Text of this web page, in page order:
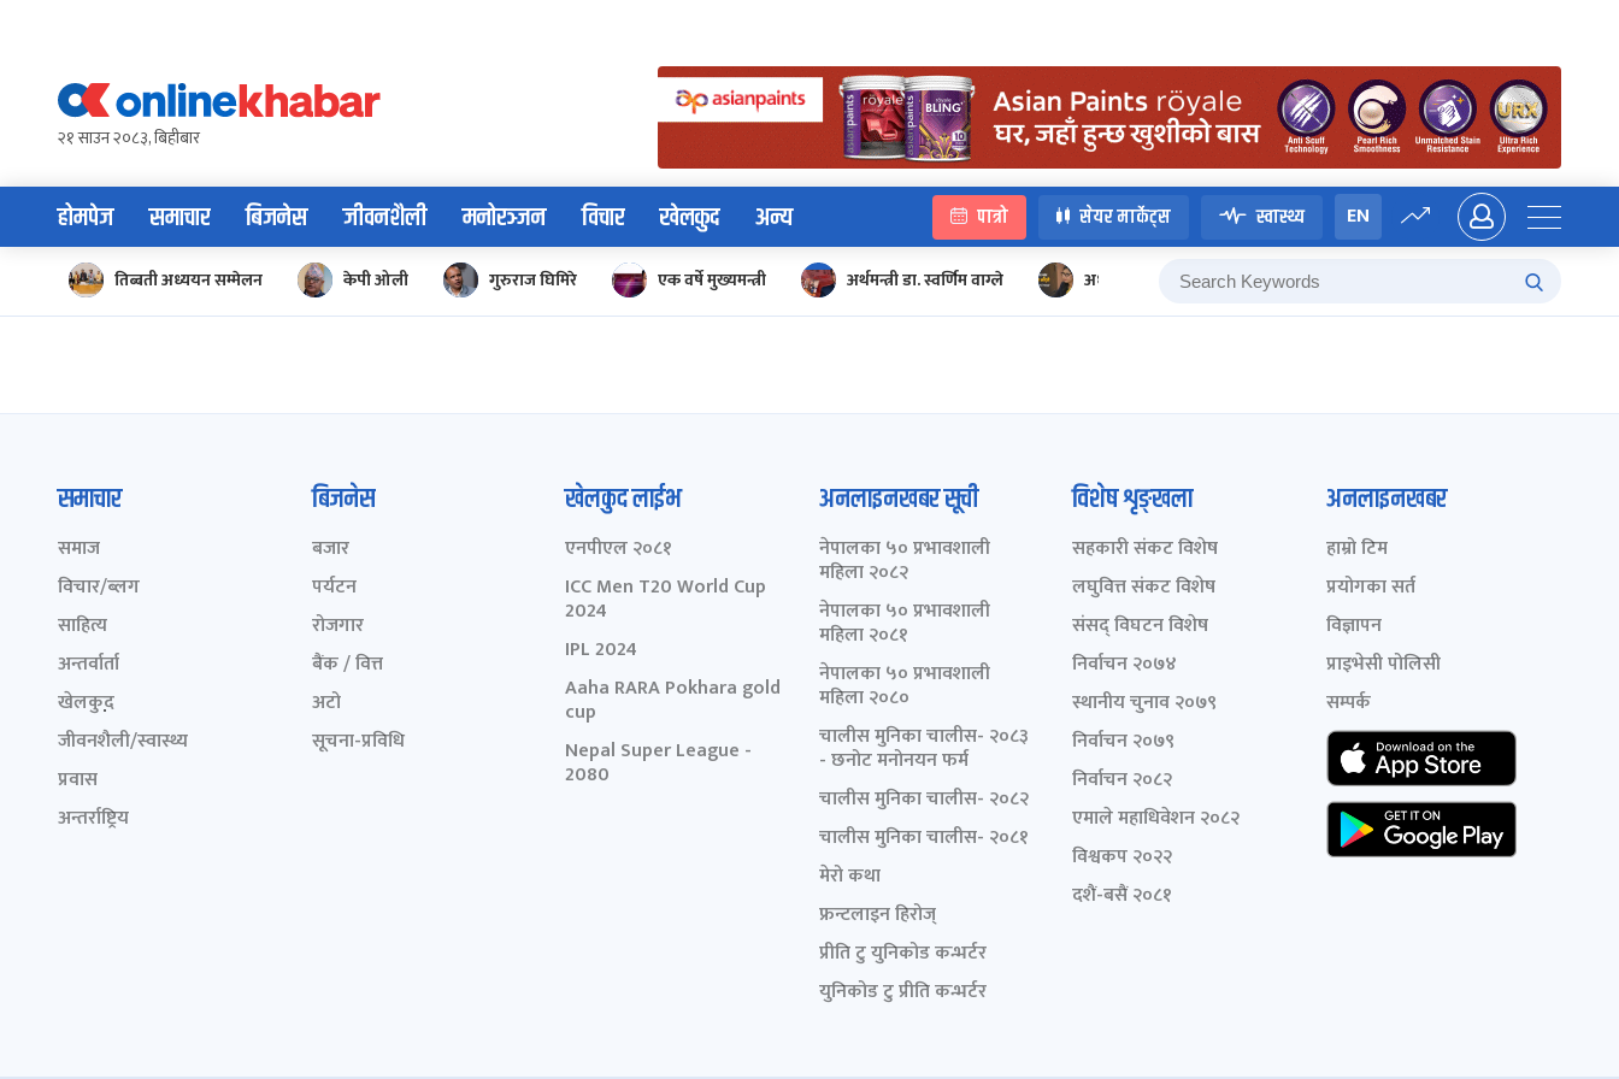
content२१ साउन २०८३, बिहीबार
होमपेज समाचार बिजनेस जीवनशैली मनोरञ्जन विचार खेलकुद अन्य पात्रो सेयर मार्केट्स स्वास्थ्य EN
तिब्बती अध्ययन सम्मेलन केपी ओली गुरुराज घिमिरे एक वर्षे मुख्यमन्त्री अर्थमन्त्री डा. स्वर्णिम वाग्ले अध्यादेश
समाचार
समाज
विचार/ब्लग
साहित्य
अन्तर्वार्ता
खेलकुद़़
जीवनशैली/स्वास्थ्य
प्रवास
अन्तर्राष्ट्रिय
बिजनेस
बजार
पर्यटन
रोजगार
बैंक / वित्त
अटो
सूचना-प्रविधि
खेलकुद लाईभ
एनपीएल २०८१
ICC Men T20 World Cup
2024
IPL 2024
Aaha RARA Pokhara gold
cup
Nepal Super League -
2080
अनलाइनखबर सूची
नेपालका ५० प्रभावशाली
महिला २०८२
नेपालका ५० प्रभावशाली
महिला २०८१
नेपालका ५० प्रभावशाली
महिला २०८०
चालीस मुनिका चालीस- २०८३
- छनोट मनोनयन फर्म
चालीस मुनिका चालीस- २०८२
चालीस मुनिका चालीस- २०८१
मेरो कथा
फ्रन्टलाइन हिरोज्
प्रीति टु युनिकोड कन्भर्टर
युनिकोड टु प्रीति कन्भर्टर
विशेष शृङ्खला
सहकारी संकट विशेष
लघुवित्त संकट विशेष
संसद् विघटन विशेष
निर्वाचन २०७४
स्थानीय चुनाव २०७९
निर्वाचन २०७९
निर्वाचन २०८२
एमाले महाधिवेशन २०८२
विश्वकप २०२२
दशैं-बसैं २०८१
अनलाइनखबर
हाम्रो टिम
प्रयोगका सर्त
विज्ञापन
प्राइभेसी पोलिसी
सम्पर्क